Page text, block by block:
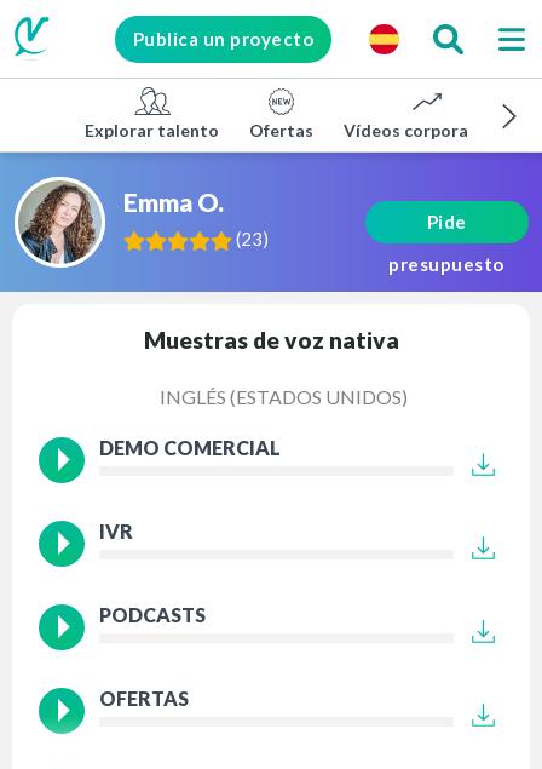
Publica un proyecto
Explorar talento Ofertas Vídeos corporativos
Emma O.
(23)
Pide
presupuesto
Muestras de voz nativa
INGLÉS (ESTADOS UNIDOS)
DEMO COMERCIAL
IVR
PODCASTS
OFERTAS